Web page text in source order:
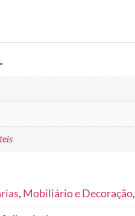
, Mobiliário e Decoração,